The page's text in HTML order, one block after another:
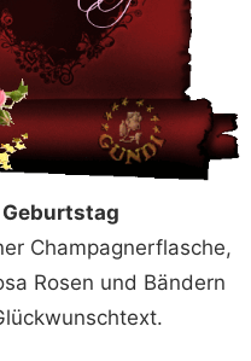
Champagnerflasche,
Rosen und Bändern